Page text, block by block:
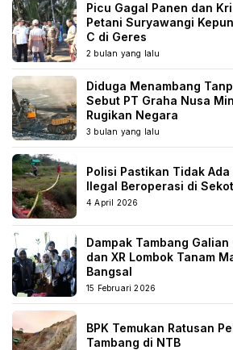
Picu Gagal Panen dan
Petani Suryawangi
C di Geres
2 bulan yang lalu
Diduga Menambang
Sebut PT Graha Nusa
Rugikan Negara
3 bulan yang lalu
Polisi Pastikan Tidak Ada
Ilegal Beroperasi di
4 April 2026
Dampak Tambang
dan XR Lombok Tanam
Bangsal
15 Februari 2026
BPK Temukan Ratusan
Tambang di NTB